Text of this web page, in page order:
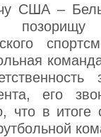
США –
его
в итоге